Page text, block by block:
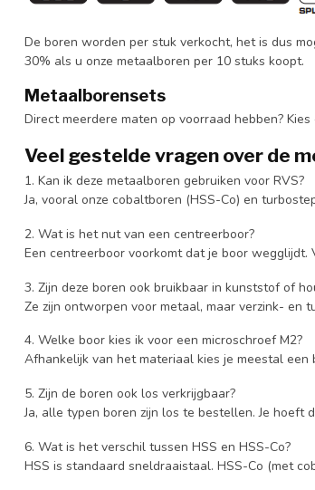
De boren worden per stuk verkocht, het is dus
30% als u onze metaalboren per 10 stuks koopt.
Metaalborensets
Direct meerdere maten op voorraad hebben?
Veel gestelde vragen over de
1. Kan ik deze metaalboren gebruiken voor RVS?
Ja, vooral onze cobaltboren (HSS-Co) en
2. Wat is het nut van een centreerboor?
Een centreerboor voorkomt dat je boor
3. Zijn deze boren ook bruikbaar in kunststof of
Ze zijn ontworpen voor metaal, maar verzink-
4. Welke boor kies ik voor een microschroef M2?
Afhankelijk van het materiaal kies je meestal een
5. Zijn de boren ook los verkrijgbaar?
Ja, alle typen boren zijn los te bestellen. Je
6. Wat is het verschil tussen HSS en HSS-Co?
HSS is standaard sneldraaistaal. HSS-Co (met